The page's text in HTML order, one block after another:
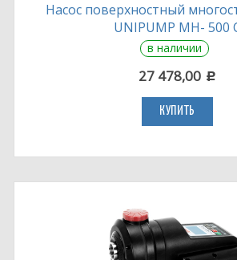
Насос поверхностный
UNIPUMP MH- 500
в наличии
27 478,00 c
КУПИТЬ